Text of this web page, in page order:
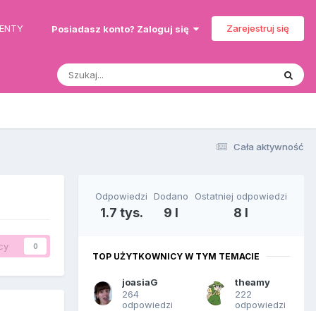
Posiadasz konto? Zaloguj się Zarejestruj się
Cała aktywność
0
Odpowiedzi
1.7 tys.
Dodano
9 l
Ostatniej odpowiedzi
8 l
TOP UŻYTKOWNICY W TYM TEMACIE
joasiaG
264
odpowiedzi
theamy
222
odpowiedzi